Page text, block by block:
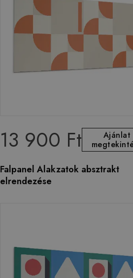
13 900 Ft
Ajánlat
Falpanel Alakzatok absztrakt
elrendezése